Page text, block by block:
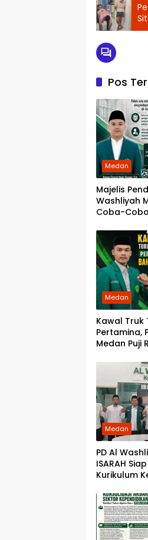
Pos
Medan
Majelis
Washliyah
Coba-
Medan
Kawal Truk
Pertamina,
Medan Puji
Amankan
Medan
PD Al
ISARAH
Kurikulum